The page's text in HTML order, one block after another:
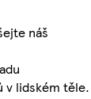
náš
v lidském těle.